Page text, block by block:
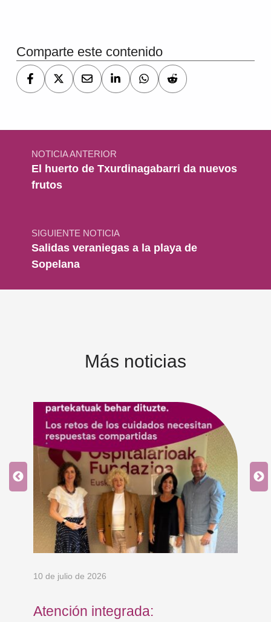
Comparte este contenido
Navegación de entradas
NOTICIA ANTERIOR
El huerto de Txurdinagabarri da nuevos
frutos
SIGUIENTE NOTICIA
Salidas veraniegas a la playa de
Sopelana
Más noticias
10 de julio de 2026
Atención integrada: